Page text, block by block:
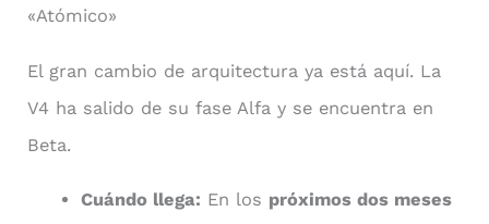
«Atómico»
El gran cambio de arquitectura ya está aquí. La
V4 ha salido de su fase Alfa y se encuentra en
Beta.
Cuándo llega: En los próximos dos meses